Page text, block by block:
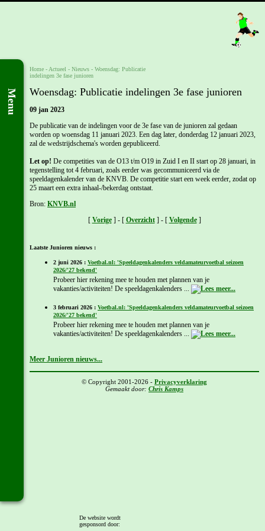
Menu
Home - Actueel - Nieuws - Woensdag: Publicatie
indelingen 3e fase junioren
Woensdag: Publicatie indelingen 3e fase junioren
09 jan 2023
De publicatie van de indelingen voor de 3e fase van de junioren zal gedaan
worden op woensdag 11 januari 2023. Een dag later, donderdag 12 januari 2023,
zal de wedstrijdschema's worden gepubliceerd.
Let op! De competities van de O13 t/m O19 in Zuid I en II start op 28 januari, in
tegenstelling tot 4 februari, zoals eerder was gecommuniceerd via de
speeldagenkalender van de KNVB. De competitie start een week eerder, zodat op
25 maart een extra inhaal-/bekerdag ontstaat.
Bron: KNVB.nl
[ Vorige] - [ Overzicht] - [ Volgende]
Laatste Junioren nieuws :
2 juni 2026 : Voetbal.nl: 'Speeldagenkalenders veldamateurvoetbal seizoen
2026/'27 bekend'
Probeer hier rekening mee te houden met plannen van je
vakanties/activiteiten! De speeldagenkalenders ...
3 februari 2026 : Voetbal.nl: 'Speeldagenkalenders veldamateurvoetbal seizoen
2026/'27 bekend'
Probeer hier rekening mee te houden met plannen van je
vakanties/activiteiten! De speeldagenkalenders ...
Meer Junioren nieuws...
© Copyright 2001-2026 - Privacyverklaring
Gemaakt door: Chris Kamps
De website wordt
gesponsord door: